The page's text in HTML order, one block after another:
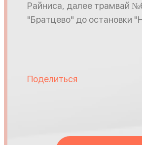
Райниса, далее трамвай
"Братцево" до остановки
Поделиться